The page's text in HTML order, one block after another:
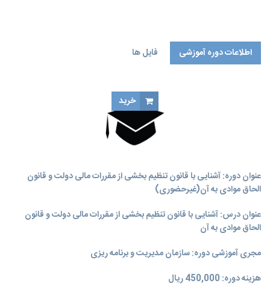
اطلاعات دوره آموزشی فایل ها
عنوان دوره: آشنایی با قانون تنظیم بخشی از مقررات مالی دولت و قانون
الحاق موادی به آن(غیر‌حضوری)
عنوان درس: آشنایی با قانون تنظیم بخشی از مقررات مالی دولت و قانون
الحاق موادی به آن
مجری آموزشی دوره: سازمان مدیریت و برنامه‌ ریزی
هزینه دوره: 450,000 ریال
خرید